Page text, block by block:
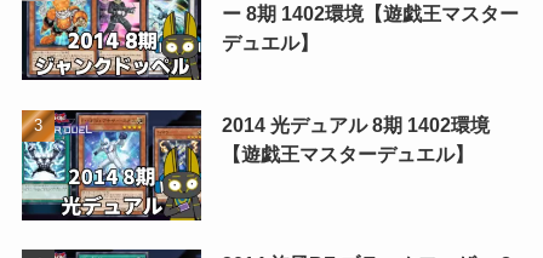
ー 8期 1402環境【遊戯王マスター
デュエル】
2014 光デュアル 8期 1402環境
【遊戯王マスターデュエル】